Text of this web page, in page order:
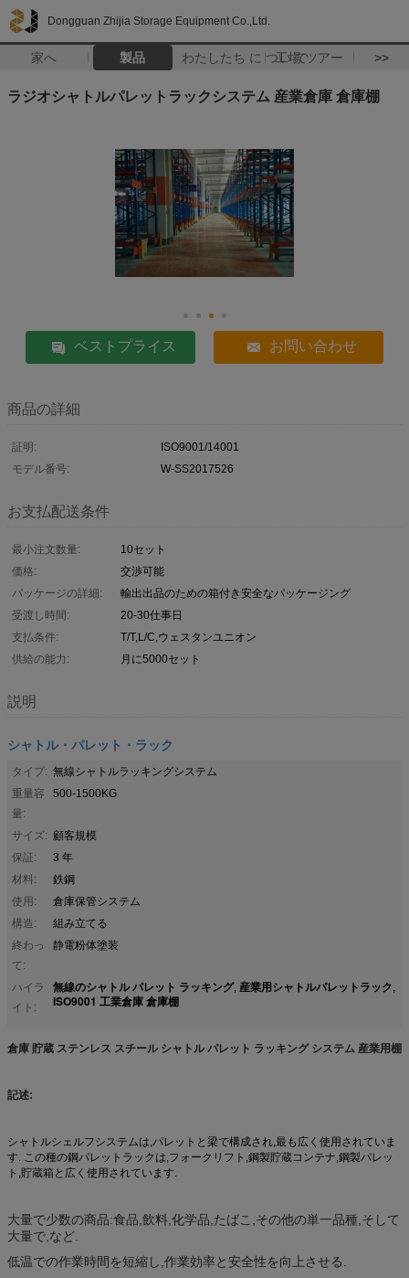
Dongguan Zhijia Storage Equipment Co.,Ltd.
家へ 製品 わたしたち に つい て工場 ツアー >>
ラジオシャトルパレットラックシステム 産業倉庫 倉庫棚
ベストプライス お問い合わせ
商品の詳細
証明:
ISO9001/14001
モデル番号:
W-SS2017526
お支払配送条件
最小注文数量:
10セット
価格:
交渉可能
パッケージの詳細:
輸出出品のための箱付き安全なパッケージング
受渡し時間:
20-30仕事日
支払条件:
T/T,L/C,ウェスタンユニオン
供給の能力:
月に5000セット
説明
シャトル・パレット・ラック
タイプ: 無線シャトルラッキングシステム
重量容
量:
500-1500KG
サイズ: 顧客規模
保証:
3 年
材料:
鉄鋼
使用:
倉庫保管システム
構造:
組み立てる
終わっ
て:
静電粉体塗装
ハイラ
イト:
無線のシャトル パレット ラッキング, 産業用シャトルパレットラック,
ISO9001 工業倉庫 倉庫棚
倉庫 貯蔵 ステンレス スチール シャトル パレット ラッキング システム 産業用棚
記述:
シャトルシェルフシステムは,パレットと梁で構成され,最も広く使用されていま
す. この種の鋼パレットラックは,フォークリフト,鋼製貯蔵コンテナ,鋼製パレッ
ト,貯蔵箱と広く使用されています.
大量で少数の商品:食品,飲料,化学品,たばこ,その他の単一品種,そして
大量で,など.
低温での作業時間を短縮し,作業効率と安全性を向上させる.